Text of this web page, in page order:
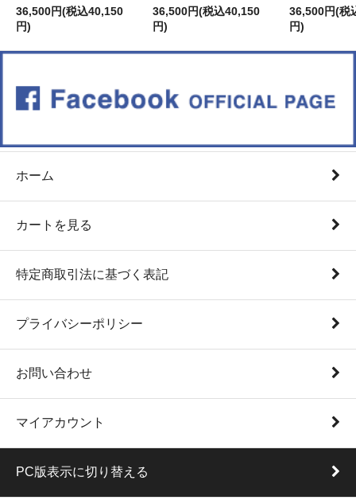
36,500円(税込40,150
円)
36,500円(税込40,150
円)
36,500円(税
円)
ホーム
カートを見る
特定商取引法に基づく表記
プライバシーポリシー
お問い合わせ
マイアカウント
PC版表示に切り替える